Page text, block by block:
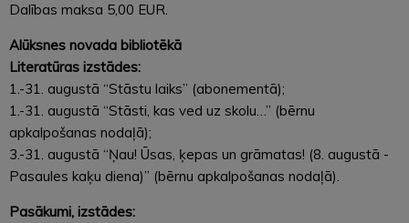
Dalības maksa 5,00 EUR.
Alūksnes novada bibliotēkā
Literatūras izstādes:
1.-31. augustā “Stāstu laiks” (abonementā);
1.-31. augustā “Stāsti, kas ved uz skolu…” (bērnu
apkalpošanas nodaļā);
3.-31. augustā “Ņau! Ūsas, ķepas un grāmatas! (8. augustā -
Pasaules kaķu diena)” (bērnu apkalpošanas nodaļā).
Pasākumi, izstādes: